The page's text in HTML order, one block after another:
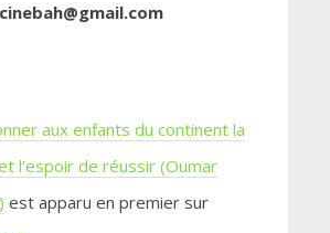
aux enfants du continent la
l’espoir de réussir (Oumar
est apparu en premier sur